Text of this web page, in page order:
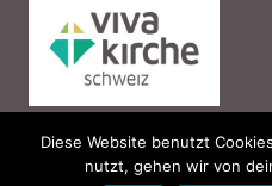
Diese Website benutzt
nutzt, gehen wir von